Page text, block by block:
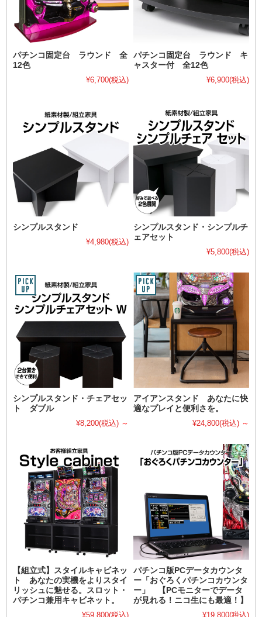
パチンコ固定台 ラウンド 全
12色
¥6,700(税込)
パチンコ固定台 ラウンド キ
ャスター付 全12色
¥6,900(税込)
シンプルスタンド
¥4,980(税込)
シンプルスタンド・シンプルチ
ェアセット
¥5,800(税込)
シンプルスタンド・チェアセッ
ト ダブル
¥8,200(税込) ～
アイアンスタンド あなたに快
適なプレイと便利さを。
¥24,800(税込) ～
【組立式】スタイルキャビネッ
ト あなたの実機をよりスタイ
リッシュに魅せる。スロット・
パチンコ兼用キャビネット。
¥59,800(税込)
パチンコ版PCデータカウンタ
ー「おぐろくパチンコカウンタ
ー」 【PCモニターでデータ
が見れる！ニコ生にも最適！】
¥19,800(税込)